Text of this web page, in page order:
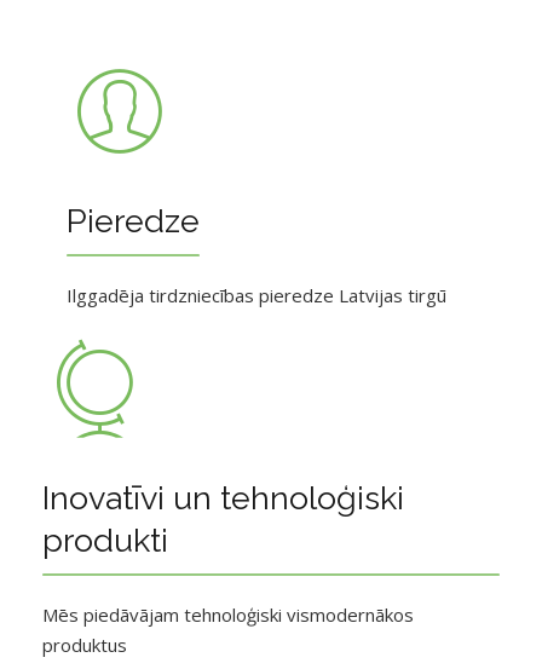
Pieredze
Ilggadēja tirdzniecības pieredze Latvijas tirgū
Inovatīvi un tehnoloģiski
produkti
Mēs piedāvājam tehnoloģiski vismodernākos
produktus